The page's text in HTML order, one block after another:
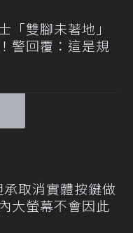
「雙腳未著地」
警回覆：這是規
取消實體按鍵做
大螢幕不會因此